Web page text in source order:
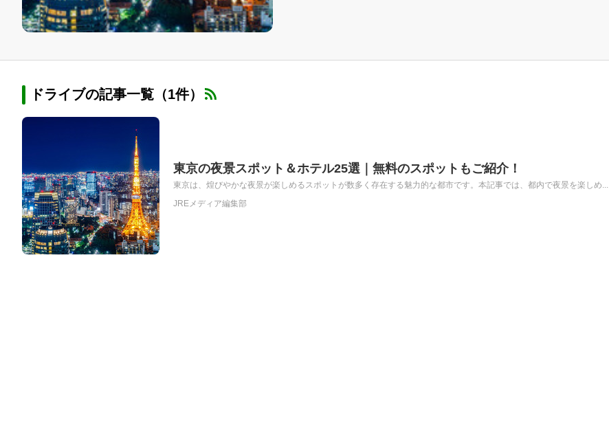
ドライブの記事一覧（1件）
東京の夜景スポット＆ホテル25選｜無料のスポットもご紹介！
東京は、煌びやかな夜景が楽しめるスポットが数多く存在する魅力的な都市です。本記事では、都内で夜景を楽しめ...
JREメディア編集部